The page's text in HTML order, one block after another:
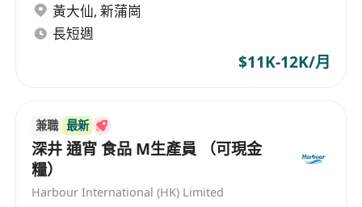
黃大仙, 新蒲崗
長短週
$11K-12K/月
兼職 最新
深井 通宵 食品 M生產員 （可現金
糧）
Harbour International (HK) Limited